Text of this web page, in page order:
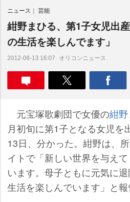
ニュース 芸能
紺野まひる、第1子女児出
の生活を楽しんでます」
2012-08-13 16:07 オリコンニュース
元宝塚歌劇団で女優の紺
月初旬に第1子となる女児を
13日、分かった。紺野は、
イトで「新しい世界を与え
います。母子ともに元気に
生活を楽しんでいます」と報